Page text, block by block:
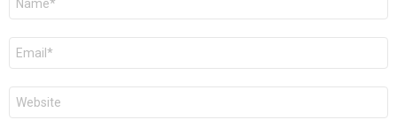
E-
mail
*
Site